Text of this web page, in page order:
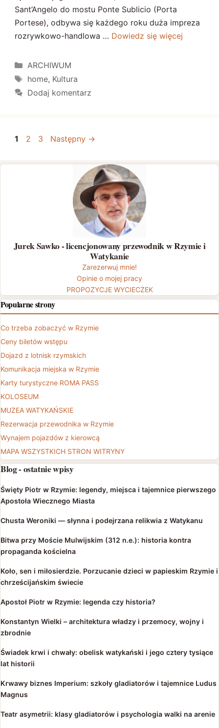
Sant’Angelo do mostu Ponte Sublicio (Porta
Portese), odbywa się każdego roku duża impreza
rozrywkowo-handlowa … Dowiedz się więcej
Kategorie
ARCHIWUM
Tagi
home, Kultura
Dodaj komentarz
Strona
1 Strona
2 Strona
3 Następny →
Jurek Sawko - licencjonowany przewodnik w Rzymie i
Watykanie
Zarezerwuj mnie!
Opinie o mojej pracy
PROPOZYCJE WYCIECZEK
Popularne strony
Co trzeba zobaczyć w Rzymie
Ceny biletów wstępu
Dojazd z lotnisk rzymskich
Komunikacja miejska w Rzymie
Karty turystyczne ROMA PASS
KOLOSEUM
MUZEA WATYKAŃSKIE
Rezerwacja przewodnika w Rzymie
Wynajem pojazdów z kierowcą
MAPA WSZYSTKICH STRON WITRYNY
Blog - ostatnie wpisy
Święty Piotr w Rzymie: legendy, miejsca i tajemnice pierwszego
Apostoła Wiecznego Miasta
Chusta Weroniki — słynna i podejrzana relikwia z Watykanu
Bitwa przy Moście Mulwijskim (312 n.e.): historia kontra
propaganda kościelna
Koło, sen i miłosierdzie. Porzucanie dzieci w papieskim Rzymie i
chrześcijańskim świecie
Apostoł Piotr w Rzymie: legenda czy historia?
Konstantyn Wielki – architektura władzy i przemocy, wojny i
zbrodnie
Świadek krwi i chwały: obelisk watykański i jego cztery tysiące
lat historii
Krwawy biznes Imperium: szkoły gladiatorów i tajemnice Ludus
Magnus
Teatr asymetrii: klasy gladiatorów i psychologia walki na arenie